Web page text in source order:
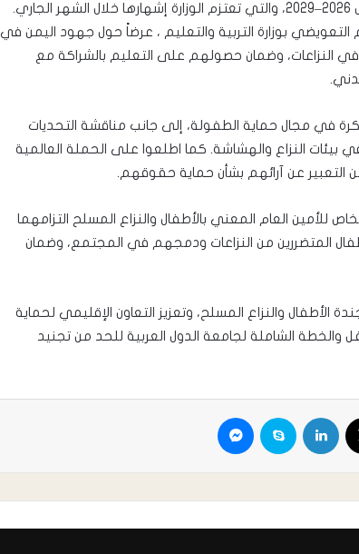
أبوسهيل، أبرز ملامح الخطة الوطنية لحماية الأطفال 2026–2029، والتي تعتزم الوزارة إشهارها خلال الشهر الجاري.
بوزارة التربية والتعليم ، عرضاً حول جهود اليمن في
في النزاعات، وضمان حصولهم على التعليم بالشراكة مع
في مجال حماية الطفولة، إلى جانب مناقشة التحديات
بيئات النزاع والهشاشة. كما اطلعوا على الحملة العالمية
التعبير عن آرائهم بشأن حماية حقوقهم.
العام المعني بالأطفال والنزاع المسلح التزامهما
المتضررين من النزاعات ودمجهم في المجتمع، وضمان
الأطفال والنزاع المسلح، وتعزيز التعاون الإقليمي لحماية
الشاملة لجامعة الدول العربية للحد من تجنيد